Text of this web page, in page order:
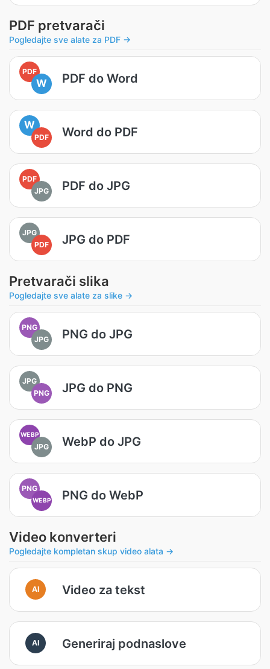
PDF pretvarači
Pogledajte sve alate za PDF →
PDF
W PDF do Word
W
PDF Word do PDF
PDF
JPG
PDF do JPG
JPG
PDF
JPG do PDF
Pretvarači slika
Pogledajte sve alate za slike →
PNG
JPG
PNG do JPG
JPG
PNG
JPG do PNG
WEBP
JPG WebP do JPG
PNG
WEBP PNG do WebP
Video konverteri
Pogledajte kompletan skup video alata →
AI Video za tekst
AI Generiraj podnaslove